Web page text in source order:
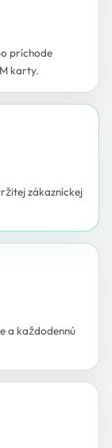
príchode
karty.
zákazníckej
a každodennú